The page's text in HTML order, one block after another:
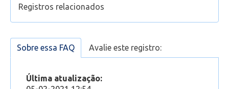
Fluig
Feedz
Registros relacionados
acesso o perfil de outros docentes no Novo
Teams através do Portal
Sobre essa FAQ Avalie este registro:
Última atualização: